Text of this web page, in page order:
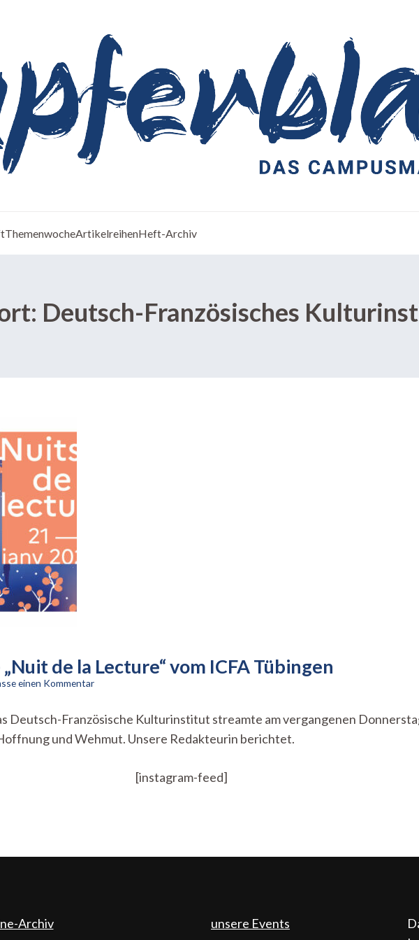
ThemenwocheArtikelreihenHeft-Archiv
Deutsch-Französisches
de la Lecture“ vom ICFA Tübingen
einen Kommentarzu
lesen
lassen
Deutsch-Französische Kulturinstitut streamte am vergangenen
und Wehmut. Unsere Redakteurin berichtet.
[instagram-feed]
Archiv unsere Events